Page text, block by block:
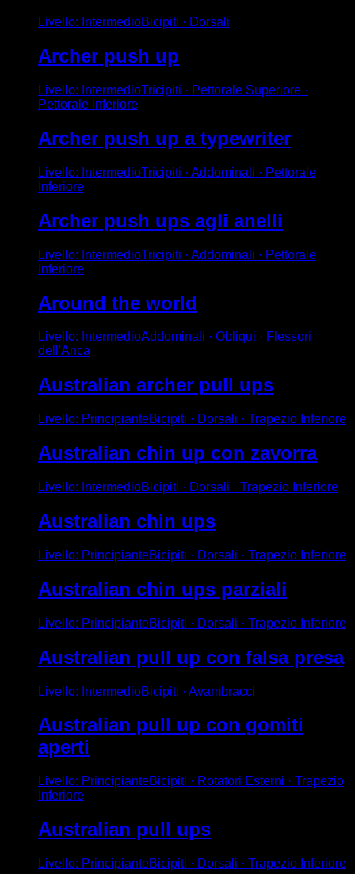
Livello: IntermedioBicipiti · Dorsali
Archer push up
Livello: IntermedioTricipiti · Pettorale Superiore ·
Pettorale Inferiore
Archer push up a typewriter
Livello: IntermedioTricipiti · Addominali · Pettorale
Inferiore
Archer push ups agli anelli
Livello: IntermedioTricipiti · Addominali · Pettorale
Inferiore
Around the world
Livello: IntermedioAddominali · Obliqui · Flessori
dell'Anca
Australian archer pull ups
Livello: PrincipianteBicipiti · Dorsali · Trapezio Inferiore
Australian chin up con zavorra
Livello: IntermedioBicipiti · Dorsali · Trapezio Inferiore
Australian chin ups
Livello: PrincipianteBicipiti · Dorsali · Trapezio Inferiore
Australian chin ups parziali
Livello: PrincipianteBicipiti · Dorsali · Trapezio Inferiore
Australian pull up con falsa presa
Livello: IntermedioBicipiti · Avambracci
Australian pull up con gomiti
aperti
Livello: PrincipianteBicipiti · Rotatori Esterni · Trapezio
Inferiore
Australian pull ups
Livello: PrincipianteBicipiti · Dorsali · Trapezio Inferiore